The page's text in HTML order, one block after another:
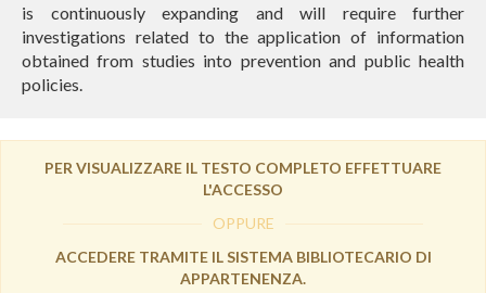
is continuously expanding and will require further
investigations related to the application of information
obtained from studies into prevention and public health
policies.
PER VISUALIZZARE IL TESTO COMPLETO EFFETTUARE
L'ACCESSO
OPPURE
ACCEDERE TRAMITE IL SISTEMA BIBLIOTECARIO DI
APPARTENENZA.